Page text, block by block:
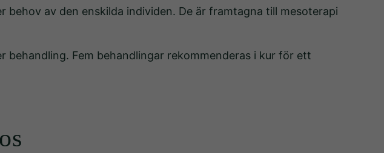
av den enskilda individen. De är framtagna till mesoterapi
Fem behandlingar rekommenderas i kur för ett